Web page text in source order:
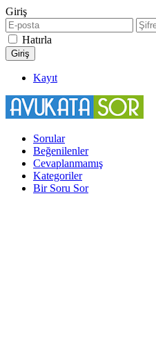
Giriş
Hatırla
Kayıt
Sorular
Beğenilenler
Cevaplanmamış
Kategoriler
Bir Soru Sor